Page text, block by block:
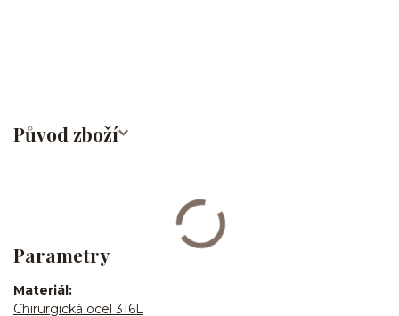
Původ zboží
Parametry
Materiál
Chirurgická ocel 316L